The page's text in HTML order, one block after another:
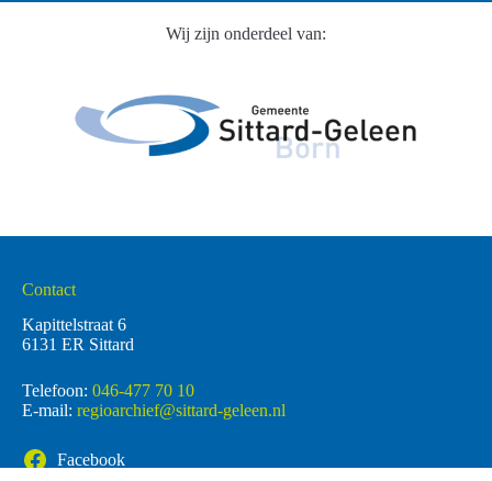
Wij zijn onderdeel van:
Contact
Kapittelstraat 6
6131 ER Sittard
Telefoon: 046-477 70 10
E-mail: regioarchief@sittard-geleen.nl
Facebook